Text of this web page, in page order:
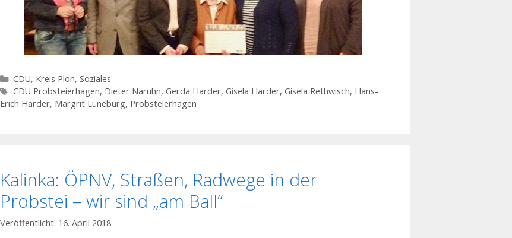
Kategorien
CDU, Kreis Plön, Soziales
Schlagwörter
CDU Probsteierhagen, Dieter Naruhn, Gerda Harder, Gisela Harder, Gisela Rethwisch, Hans-
Erich Harder, Margrit Lüneburg, Probsteierhagen
Kalinka: ÖPNV, Straßen, Radwege in der
Probstei – wir sind „am Ball“
16. April 2018